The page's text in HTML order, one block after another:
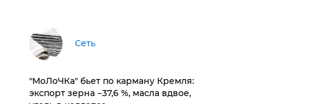
Сеть
​"МоЛоЧКа" бьет по карману Кремля:
экспорт зерна −37,6 %, масла вдвое,